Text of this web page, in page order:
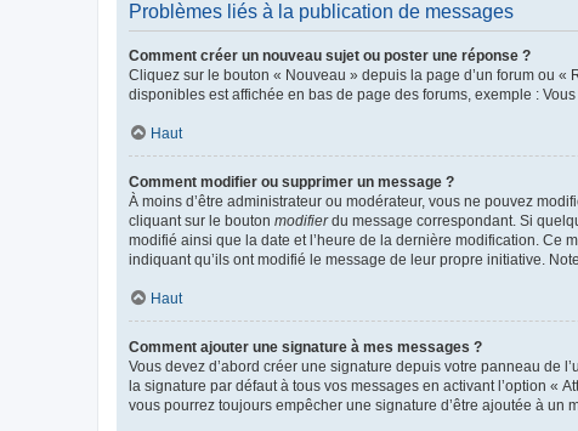
Problèmes liés à la publication de messages
Comment créer un nouveau sujet ou poster une réponse ?
Cliquez sur le bouton « Nouveau » depuis la page d’un forum ou
disponibles est affichée en bas de page des forums, exemple : Vous
Haut
Comment modifier ou supprimer un message ?
À moins d’être administrateur ou modérateur, vous ne pouvez
cliquant sur le bouton modifierdu message correspondant. Si
modifié ainsi que la date et l’heure de la dernière modification. Ce
indiquant qu’ils ont modifié le message de leur propre initiative.
Haut
Comment ajouter une signature à mes messages ?
Vous devez d’abord créer une signature depuis votre panneau de
la signature par défaut à tous vos messages en activant l’option «
vous pourrez toujours empêcher une signature d’être ajoutée à un